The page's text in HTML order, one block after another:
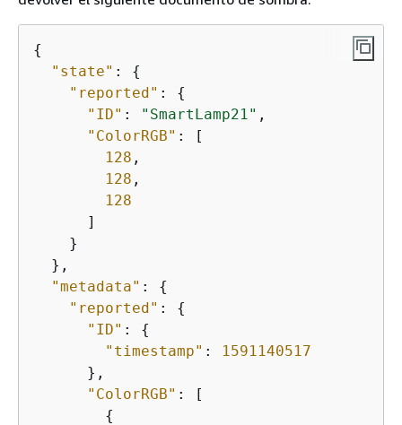
{
"state" : {
"reported" : {
"ID" : "SmartLamp21" ,
"ColorRGB" : [
128 ,
128 ,
128
      ]
    }
  },
"metadata" : {
"reported" : {
"ID" : {
"timestamp" :
1591140517
      },
"ColorRGB" : [
{